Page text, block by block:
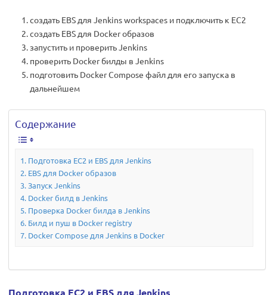
создать EBS для Jenkins workspaces и подключить к EC2
создать EBS для Docker образов
запустить и проверить Jenkins
проверить Docker билды в Jenkins
подготовить Docker Compose файл для его запуска в
дальнейшем
Содержание
Подготовка EC2 и EBS для Jenkins
EBS для Docker образов
Запуск Jenkins
Docker билд в Jenkins
Проверка Docker билда в Jenkins
Билд и пуш в Docker registry
Docker Compose для Jenkins в Docker
Подготовка EC2 и EBS для Jenkins